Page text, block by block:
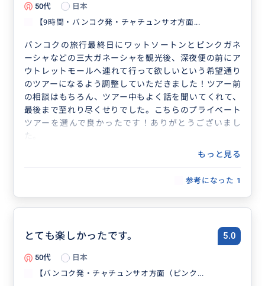
50代
日本
【9時間・バンコク発・チャチュンサオ方面...
バンコクの旅行最終日にワットソートンとピンクガネ
ーシャなどの三大ガネーシャを観光後、深夜便の前にア
ウトレットモールへ連れて行って欲しいという希望通り
のツアーになるよう調整していただきました！ツアー前
の相談はもちろん、ツアー中もよく話を聞いてくれて、
最後まで至れり尽くせりでした。こちらのプライベート
ツアーを選んで良かったです！ありがとうございまし
た。
もっと見る
参考になった 1
とても楽しかったです。 5.0
50代
日本
【バンコク発・チャチュンサオ方面（ピンク...